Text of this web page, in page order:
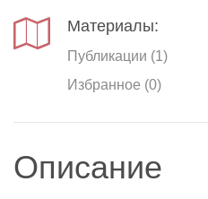
Материалы:
Публикации (1)
Избранное (0)
Описание